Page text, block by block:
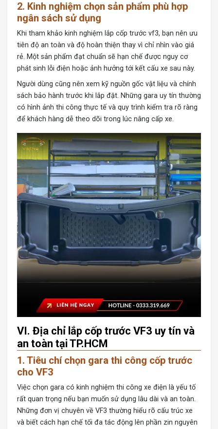
2. Kinh nghiệm chọn sản phẩm phù hợp
ngân sách sử dụng
Khi tham khảo kinh nghiệm lắp cốp trước vf3, bạn nên ưu
tiên độ an toàn và độ hoàn thiện thay vì chỉ nhìn vào giá
rẻ. Một sản phẩm đạt chuẩn sẽ hạn chế được nguy cơ
phát sinh lỗi điện hoặc ảnh hưởng tới kết cấu xe sau này.
Người dùng cũng nên xem kỹ nguồn gốc vật liệu và chính
sách bảo hành trước khi lắp đặt. Những gara uy tín thường
có hình ảnh thi công thực tế và quy trình kiểm tra rõ ràng
để khách hàng dễ theo dõi trong lúc nâng cấp xe.
VI. Địa chỉ lắp cốp trước VF3 uy tín và
an toàn tại TP.HCM
1. Tiêu chí chọn gara thi công cốp trước
cho VF3
Việc chọn gara có kinh nghiệm thi công xe điện là yếu tố
rất quan trọng nếu bạn muốn sử dụng lâu dài và an toàn.
Những đơn vị chuyên về VF3 thường hiểu rõ cấu trúc xe
và biết cách hạn chế tối đa tác động lên phần zin nguyên